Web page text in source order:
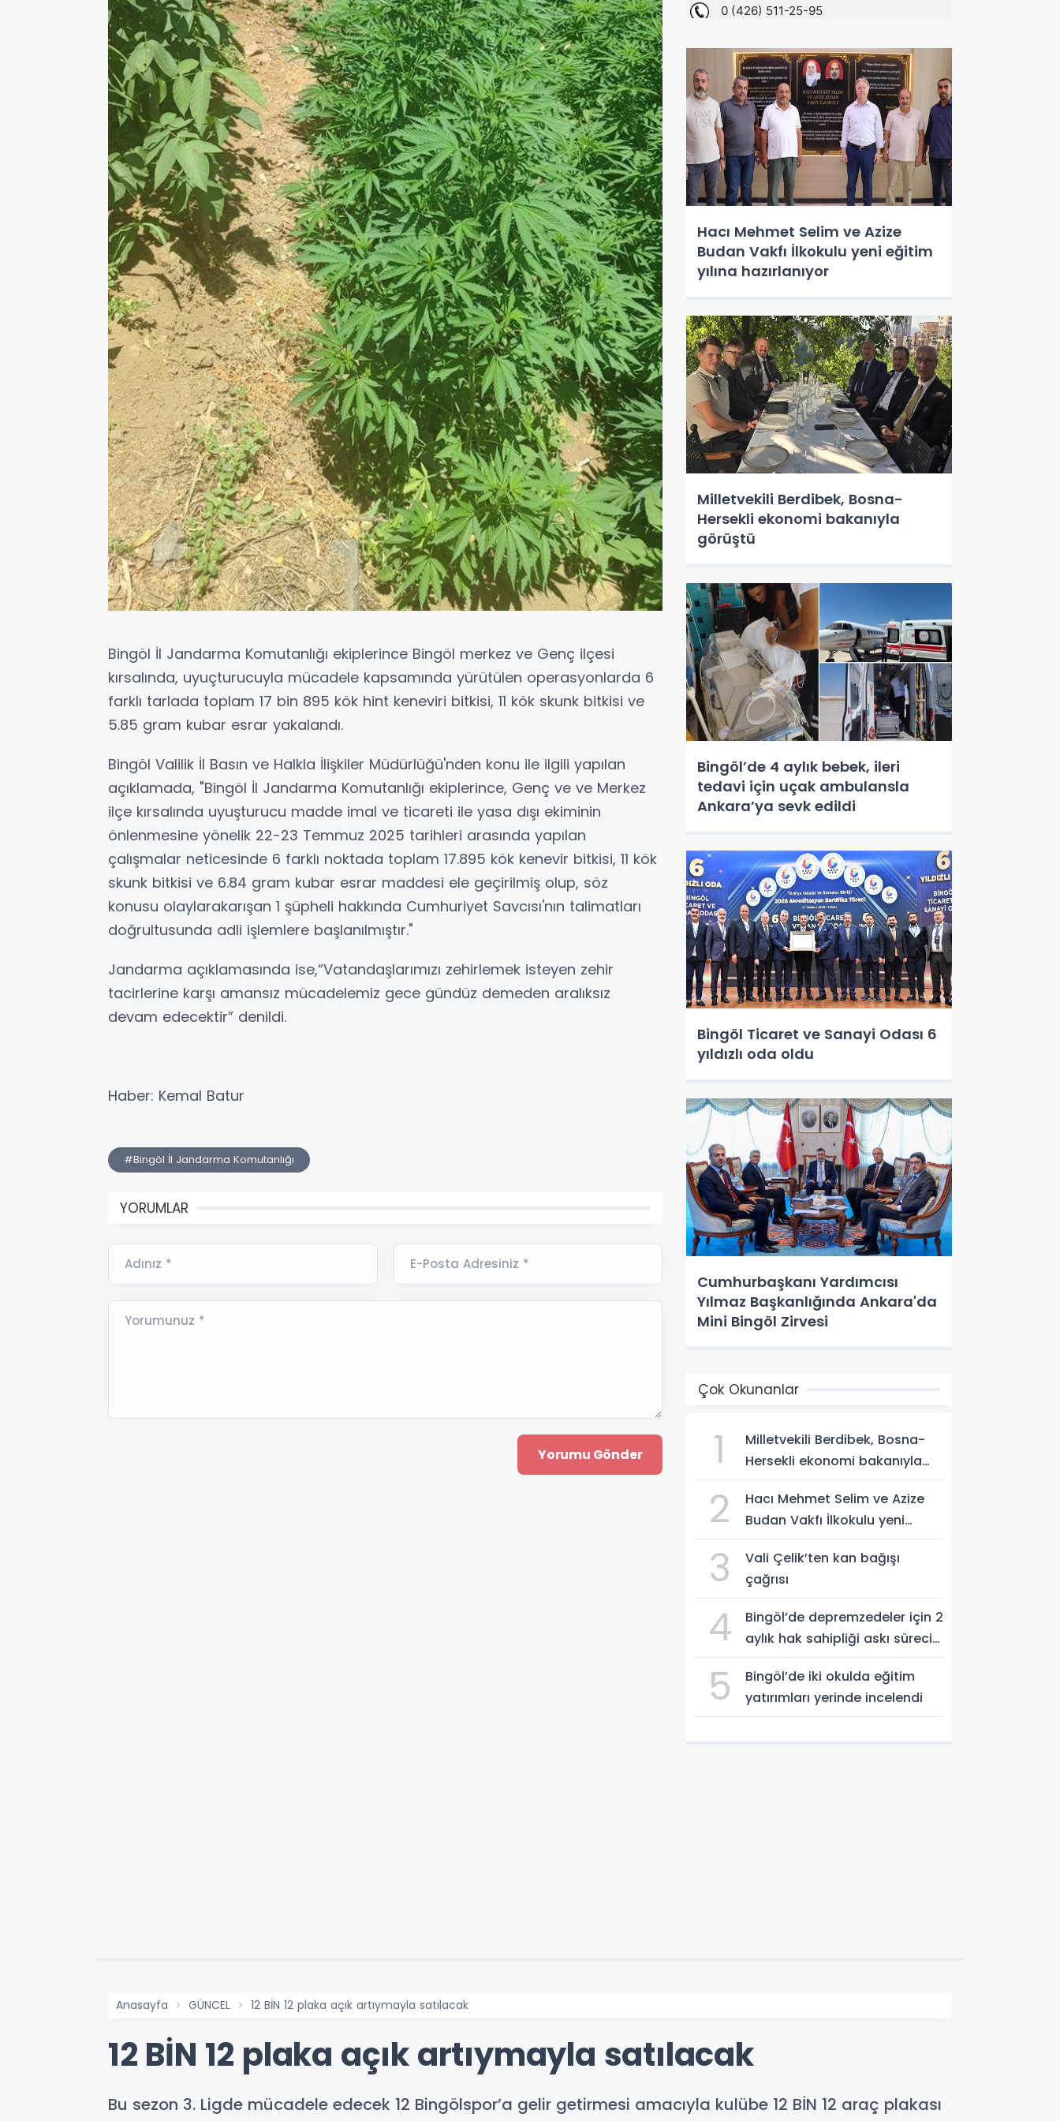
Bingöl İl Jandarma Komutanlığı ekiplerince Bingöl merkez ve Genç ilçesi
kırsalında, uyuçturucuyla mücadele kapsamında yürütülen operasyonlarda 6
farklı tarlada toplam 17 bin 895 kök hint keneviri bitkisi, 11 kök skunk bitkisi ve
5.85 gram kubar esrar yakalandı.
Bingöl Valilik İl Basın ve Halkla İlişkiler Müdürlüğü'nden konu ile ilgili yapılan
açıklamada, "Bingöl İl Jandarma Komutanlığı ekiplerince, Genç ve ve Merkez
ilçe kırsalında uyuşturucu madde imal ve ticareti ile yasa dışı ekiminin
önlenmesine yönelik 22-23 Temmuz 2025 tarihleri arasında yapılan
çalışmalar neticesinde 6 farklı noktada toplam 17.895 kök kenevir bitkisi, 11 kök
skunk bitkisi ve 6.84 gram kubar esrar maddesi ele geçirilmiş olup, söz
konusu olaylarakarışan 1 şüpheli hakkında Cumhuriyet Savcısı'nın talimatları
doğrultusunda adli işlemlere başlanılmıştır."
Jandarma açıklamasında ise,“Vatandaşlarımızı zehirlemek isteyen zehir
tacirlerine karşı amansız mücadelemiz gece gündüz demeden aralıksız
devam edecektir” denildi.
Haber: Kemal Batur
#Bingöl İl Jandarma Komutanlığı
YORUMLAR
Adınız * E-Posta Adresiniz *
Yorumunuz *
Hacı Mehmet Selim ve Azize
Budan Vakfı İlkokulu yeni eğitim
yılına hazırlanıyor
Milletvekili Berdibek, Bosna-
Hersekli ekonomi bakanıyla
görüştü
Bingöl’de 4 aylık bebek, ileri
tedavi için uçak ambulansla
Ankara’ya sevk edildi
Bingöl Ticaret ve Sanayi Odası 6
yıldızlı oda oldu
Cumhurbaşkanı Yardımcısı
Yılmaz Başkanlığında Ankara'da
Mini Bingöl Zirvesi
Çok Okunanlar
1
Milletvekili Berdibek, Bosna-
Hersekli ekonomi bakanıyla
2
Hacı Mehmet Selim ve Azize
Budan Vakfı İlkokulu yeni
3
Vali Çelik’ten kan bağışı
çağrısı
4
Bingöl’de depremzedeler için 2
aylık hak sahipliği askı süreci
5
Bingöl’de iki okulda eğitim
yatırımları yerinde incelendi
Anasayfa GÜNCEL 12 BİN 12 plaka açık artıymayla satılacak
12 BİN 12 plaka açık artıymayla satılacak
Bu sezon 3. Ligde mücadele edecek 12 Bingölspor’a gelir getirmesi amacıyla kulübe 12 BİN 12 araç plakası